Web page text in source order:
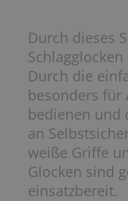
Durch dieses
Durch die
besonders für
bedienen und
an
weiße Griffe
Glocken sind
einsatzbereit.